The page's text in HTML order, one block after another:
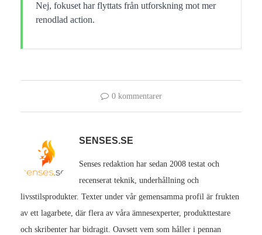
Nej, fokuset har flyttats från utforskning mot mer
renodlad action.
0 kommentarer
SENSES.SE
Senses redaktion har sedan 2008 testat och
recenserat teknik, underhållning och
livsstilsprodukter. Texter under vår gemensamma profil är frukten
av ett lagarbete, där flera av våra ämnesexperter, produkttestare
och skribenter har bidragit. Oavsett vem som håller i pennan